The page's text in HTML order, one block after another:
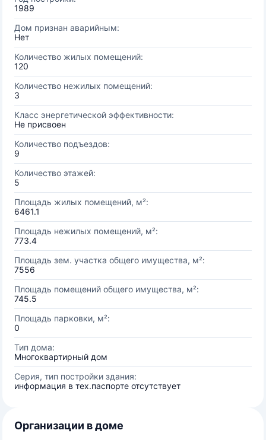
1989
Дом признан аварийным:
Нет
Количество жилых помещений:
120
Количество нежилых помещений:
3
Класс энергетической эффективности:
Не присвоен
Количество подъездов:
9
Количество этажей:
5
Площадь жилых помещений, м²:
6461.1
Площадь нежилых помещений, м²:
773.4
Площадь зем. участка общего имущества, м²:
7556
Площадь помещений общего имущества, м²:
745.5
Площадь парковки, м²:
0
Тип дома:
Многоквартирный дом
Серия, тип постройки здания:
информация в тех.паспорте отсутствует
Организации в доме